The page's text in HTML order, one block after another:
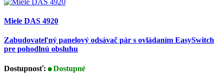
Miele DAS 4920
Zabudovateľný panelový odsávač pár s ovládaním EasySwitch
pre pohodlnú obsluhu
Dostupnosť:
Dostupné